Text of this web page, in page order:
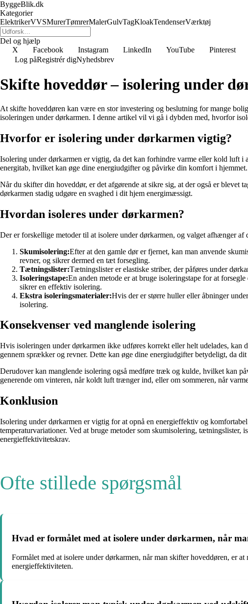
ByggeBlik.dk
Kategorier
ElektrikerVVSMurerTømrerMalerGulvTagKloakTendenserVærktøj
Del og hjælp
X
Facebook Instagram LinkedIn YouTube Pinterest
Log påRegistrér digNyhedsbrev
Skifte hoveddør – isolering under
At skifte hoveddøren kan være en stor investering og beslutning for mange
isoleringen under dørkarmen. I denne artikel vil vi gå i dybden med, hvorfor
Hvorfor er isolering under dørkarmen vigtig?
Isolering under dørkarmen er vigtig, da det kan forhindre varme eller kold luft
energitab, hvilket kan øge dine energiudgifter og påvirke din komfort i hjemmet.
Når du skifter din hoveddør, er det afgørende at sikre sig, at der også er
dørkarmen stadig udgøre en svaghed i dit hjem energimæssigt.
Hvordan isoleres under dørkarmen?
Der er forskellige metoder til at isolere under dørkarmen, og valget afhænger
Skumisolering:Efter at den gamle dør er fjernet, kan man anvende
revner, og sikrer dermed en tæt forsegling.
Tætningslister:Tætningslister er elastiske striber, der påføres under
Isoleringstape:En anden metode er at bruge isoleringstape for at
sikrer en effektiv isolering.
Ekstra isoleringsmaterialer:Hvis der er større huller eller åbninger
isolering.
Konsekvenser ved manglende isolering
Hvis isoleringen under dørkarmen ikke udføres korrekt eller helt udelades,
gennem sprækker og revner. Dette kan øge dine energiudgifter betydeligt, da
Derudover kan manglende isolering også medføre træk og kulde, hvilket kan
generende om vinteren, når koldt luft trænger ind, eller om sommeren, når
Konklusion
Isolering under dørkarmen er vigtig for at opnå en energieffektiv og
temperaturvariationer. Ved at bruge metoder som skumisolering,
energieffektivitetskrav.
Ofte stillede spørgsmål
Hvad er formålet med at isolere under dørkarmen, når
Formålet med at isolere under dørkarmen, når man skifter hoveddøren, er
energieffektiviteten.